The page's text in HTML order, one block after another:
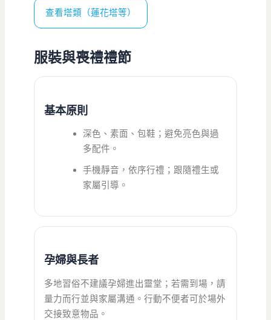
查看塔類（蓮花塔等）
服裝與喪禮禮節
基本原則
深色、素面、包鞋；避免亮色與過
多配件。
手機靜音，依序行禮；跟隨禮生或
家屬引導。
孕婦與長者
多地習俗不建議孕婦進出靈堂；若需到場，請
量力而行並與家屬溝通。行動不便者可於場外
交接致意物品。